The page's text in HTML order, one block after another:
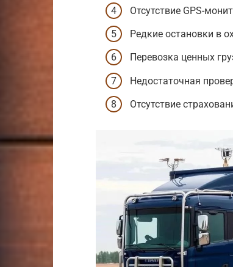
Отсутствие GPS-
Редкие остановки в
Перевозка ценных
Недостаточная
Отсутствие